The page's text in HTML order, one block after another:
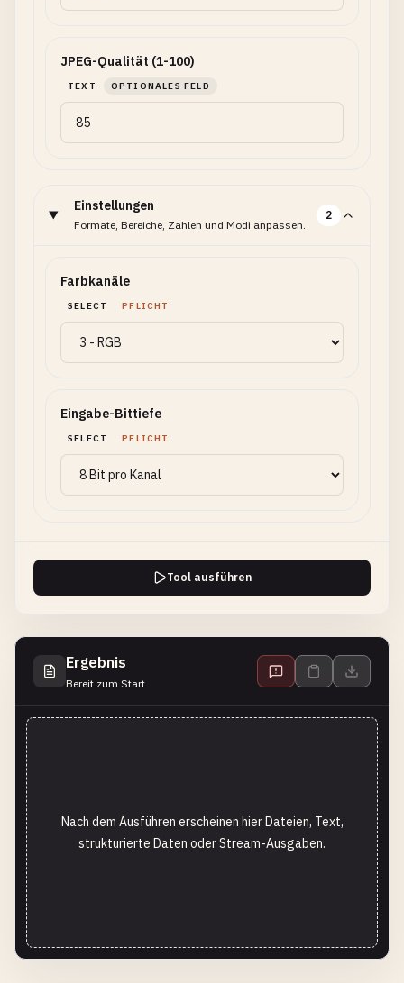
JPEG-Qualität (1-100)
TEXT OPTIONALES FELD
Einstellungen
Formate, Bereiche, Zahlen und Modi anpassen.
2
Farbkanäle
SELECT PFLICHT
Eingabe-Bittiefe
SELECT PFLICHT
Tool ausführen
Ergebnis
Bereit zum Start
Nach dem Ausführen erscheinen hier Dateien, Text,
strukturierte Daten oder Stream-Ausgaben.